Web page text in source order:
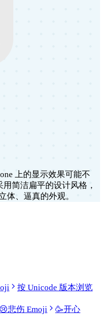
上的显示效果可能不
简洁扁平的设计风格，
体、逼真的外观。
按 Unicode 版本浏览
😢悲伤 Emoji 🥳开心